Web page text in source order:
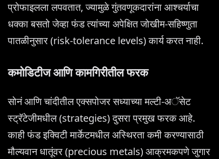
प्रोफाइलला लपवतात, ज्यामुळे गुंतवणूकदारांना आश्चर्याचा
धक्का बसतो जेव्हा फंड त्यांच्या अपेक्षित जोखीम-सहिष्णुता
पातळीनुसार (risk-tolerance levels) कार्य करत नाही.
कमोडिटीज आणि कामगिरीतील फरक
सोनं आणि चांदीतील एक्सपोजर सध्याच्या मल्टी-अॅसेट
स्ट्रॅटेजीमधील (strategies) दुसरा प्रमुख फरक आहे.
काही फंड इक्विटी मार्केटमधील अस्थिरता कमी करण्यासाठी
मौल्यवान धातूंवर (precious metals) आक्रमकपणे जुगार